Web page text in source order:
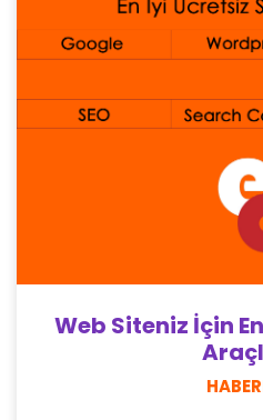
Web Siteniz İçin